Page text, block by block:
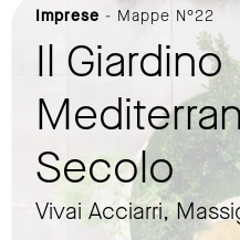
Imprese - Mappe N°22
Il Giardino
Secolo
Vivai Acciarri,